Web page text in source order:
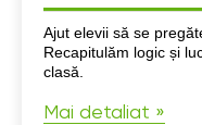
Despre mine
Ajut elevii să se
Recapitulăm logic și
clasă.
Mai detaliat »